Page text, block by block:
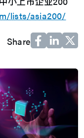
lists/asia200/
Share